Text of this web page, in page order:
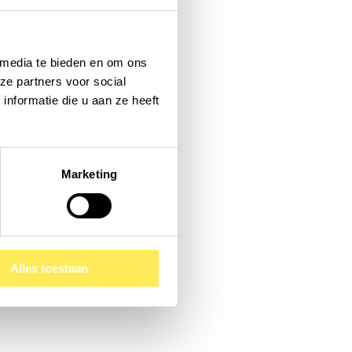
te bieden en om ons
partners voor social
die u aan ze heeft
Marketing
Alles toestaan